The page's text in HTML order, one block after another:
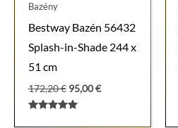
Bazény
Bestway Bazén 56432
Splash-in-Shade 244 x
51 cm
172,20€ Pôvodná
cena
bola:
172,20 €.
95,00€Aktuálna
95,00 €.